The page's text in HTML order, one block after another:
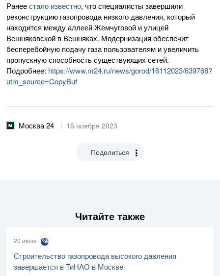
Ранеестало известно, что специалисты завершили
реконструкцию газопровода низкого давления, который
находится между аллеей Жемчуговой и улицей
Вешняковской в Вешняках. Модернизация обеспечит
бесперебойную подачу газа пользователям и увеличить
пропускную способность существующих сетей.
Подробнее: https://www.m24.ru/news/gorod/16112023/639768?
utm_source=CopyBuf
Москва 24 16 ноября 2023
Поделиться
Читайте также
20 июля
Строительство газопровода высокого давления
завершается в ТиНАО в Москве